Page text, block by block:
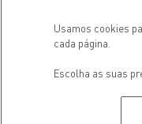
Usamos cookies
cada página.
Escolha as suas